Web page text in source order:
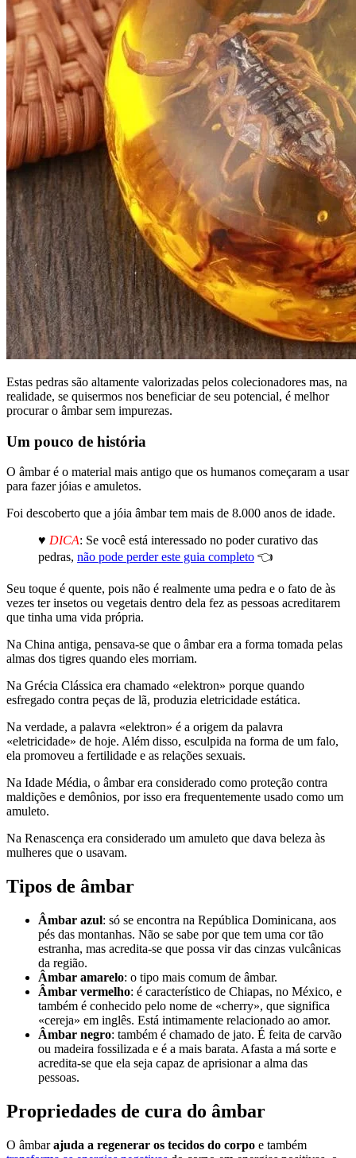
Estas pedras são altamente valorizadas pelos colecionadores mas, na
realidade, se quisermos nos beneficiar de seu potencial, é melhor
procurar o âmbar sem impurezas.
Um pouco de história
O âmbar é o material mais antigo que os humanos começaram a usar
para fazer jóias e amuletos.
Foi descoberto que a jóia âmbar tem mais de 8.000 anos de idade.
♥ DICA: Se você está interessado no poder curativo das
pedras, não pode perder este guia completo 👈
Seu toque é quente, pois não é realmente uma pedra e o fato de às
vezes ter insetos ou vegetais dentro dela fez as pessoas acreditarem
que tinha uma vida própria.
Na China antiga, pensava-se que o âmbar era a forma tomada pelas
almas dos tigres quando eles morriam.
Na Grécia Clássica era chamado «elektron» porque quando
esfregado contra peças de lã, produzia eletricidade estática.
Na verdade, a palavra «elektron» é a origem da palavra
«eletricidade» de hoje. Além disso, esculpida na forma de um falo,
ela promoveu a fertilidade e as relações sexuais.
Na Idade Média, o âmbar era considerado como proteção contra
maldições e demônios, por isso era frequentemente usado como um
amuleto.
Na Renascença era considerado um amuleto que dava beleza às
mulheres que o usavam.
Tipos de âmbar
Âmbar azul: só se encontra na República Dominicana, aos
pés das montanhas. Não se sabe por que tem uma cor tão
estranha, mas acredita-se que possa vir das cinzas vulcânicas
da região.
Âmbar amarelo: o tipo mais comum de âmbar.
Âmbar vermelho: é característico de Chiapas, no México, e
também é conhecido pelo nome de «cherry», que significa
«cereja» em inglês. Está intimamente relacionado ao amor.
Âmbar negro: também é chamado de jato. É feita de carvão
ou madeira fossilizada e é a mais barata. Afasta a má sorte e
acredita-se que ela seja capaz de aprisionar a alma das
pessoas.
Propriedades de cura do âmbar
O âmbarajuda a regenerar os tecidos do corpo e também